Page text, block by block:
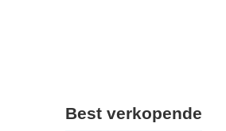
Best verkopende